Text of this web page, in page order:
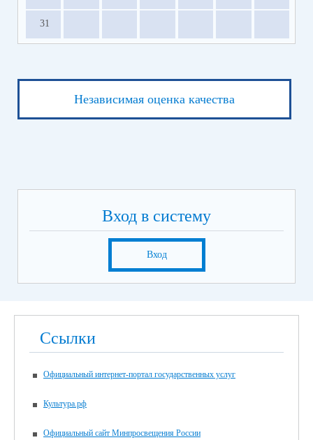
31
Независимая оценка качества
Вход в систему
Вход
Ссылки
Официальный интернет-портал государственных услуг
Культура.рф
Официальный сайт Минпросвещения России